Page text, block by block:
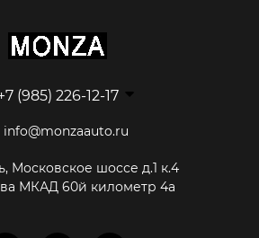
(985) 226-12-17
info@monzaauto.ru
Московское шоссе д.1 к.4
МКАД 60й километр 4а